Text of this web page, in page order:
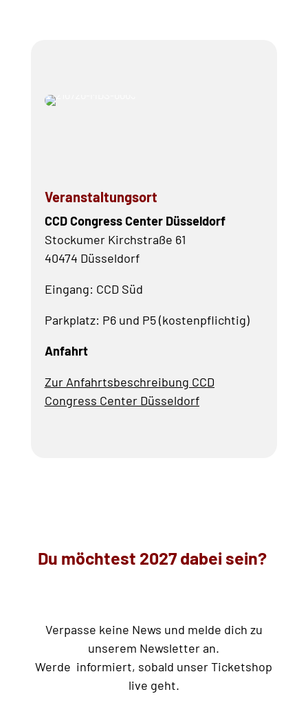
Veranstaltungsort
CCDCongressCenter Düsseldorf
Stockumer Kirchstraße 61
40474 Düsseldorf
Eingang: CCD Süd
Parkplatz: P6 und P5 (kostenpflichtig)
Anfahrt
Zur Anfahrtsbeschreibung CCD
Congress Center Düsseldorf
Du möchtest 2027 dabei sein?
Verpasse keine News und melde dich zu
unserem Newsletter an.
Werde informiert, sobald unser Ticketshop
live geht.